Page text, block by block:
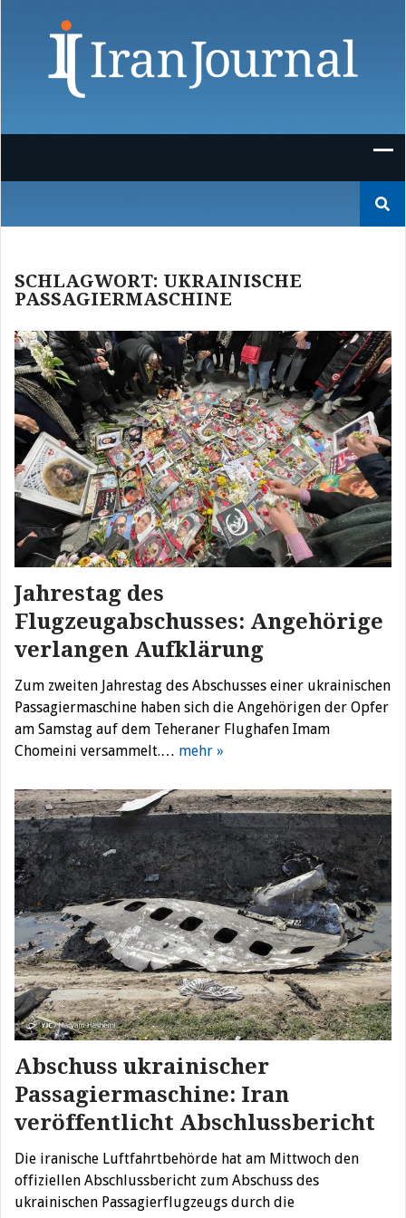
nach:
SCHLAGWORT: UKRAINISCHE
PASSAGIERMASCHINE
Jahrestag des
Flugzeugabschusses: Angehörige
verlangen Aufklärung
Zum zweiten Jahrestag des Abschusses einer ukrainischen
Passagiermaschine haben sich die Angehörigen der Opfer
am Samstag auf dem Teheraner Flughafen Imam
Chomeini versammelt.… mehr »
Abschuss ukrainischer
Passagiermaschine: Iran
veröffentlicht Abschlussbericht
Die iranische Luftfahrtbehörde hat am Mittwoch den
offiziellen Abschlussbericht zum Abschuss des
ukrainischen Passagierflugzeugs durch die